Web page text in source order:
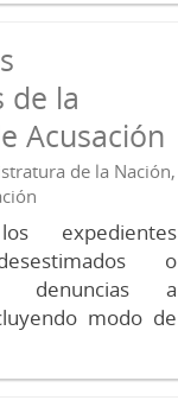
de la
Acusación
de la Nación,
expedientes
o
denuncias a
modo de